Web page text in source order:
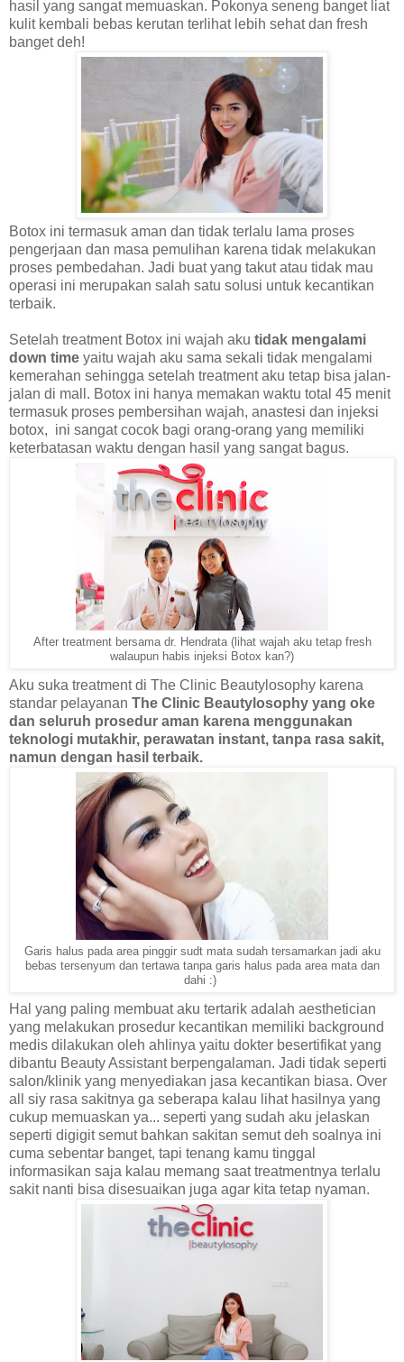
hasil yang sangat memuaskan. Pokonya seneng banget liat
kulit kembali bebas kerutan terlihat lebih sehat dan fresh
banget deh!
Botox ini termasuk aman dan tidak terlalu lama proses
pengerjaan dan masa pemulihan karena tidak melakukan
proses pembedahan. Jadi buat yang takut atau tidak mau
operasi ini merupakan salah satu solusi untuk kecantikan
terbaik.
Setelah treatment Botox ini wajah aku tidak mengalami
down time yaitu wajah aku sama sekali tidak mengalami
kemerahan sehingga setelah treatment aku tetap bisa jalan-
jalan di mall. Botox ini hanya memakan waktu total 45 menit
termasuk proses pembersihan wajah, anastesi dan injeksi
botox, ini sangat cocok bagi orang-orang yang memiliki
keterbatasan waktu dengan hasil yang sangat bagus.
After treatment bersama dr. Hendrata (lihat wajah aku tetap fresh
walaupun habis injeksi Botox kan?)
Aku suka treatment di The Clinic Beautylosophy karena
standar pelayanan The Clinic Beautylosophy yang oke
dan seluruh prosedur aman karena menggunakan
teknologi mutakhir, perawatan instant, tanpa rasa sakit,
namun dengan hasil terbaik.
Garis halus pada area pinggir sudt mata sudah tersamarkan jadi aku
bebas tersenyum dan tertawa tanpa garis halus pada area mata dan
dahi :)
Hal yang paling membuat aku tertarik adalah aesthetician
yang melakukan prosedur kecantikan memiliki background
medis dilakukan oleh ahlinya yaitu dokter besertifikat yang
dibantu Beauty Assistant berpengalaman. Jadi tidak seperti
salon/klinik yang menyediakan jasa kecantikan biasa. Over
all siy rasa sakitnya ga seberapa kalau lihat hasilnya yang
cukup memuaskan ya... seperti yang sudah aku jelaskan
seperti digigit semut bahkan sakitan semut deh soalnya ini
cuma sebentar banget, tapi tenang kamu tinggal
informasikan saja kalau memang saat treatmentnya terlalu
sakit nanti bisa disesuaikan juga agar kita tetap nyaman.